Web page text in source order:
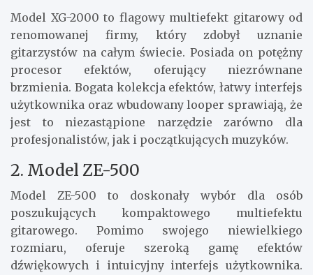
Model XG-2000 to flagowy multiefekt gitarowy od
renomowanej firmy, który zdobył uznanie
gitarzystów na całym świecie. Posiada on potężny
procesor efektów, oferujący niezrównane
brzmienia. Bogata kolekcja efektów, łatwy interfejs
użytkownika oraz wbudowany looper sprawiają, że
jest to niezastąpione narzędzie zarówno dla
profesjonalistów, jak i początkujących muzyków.
2. Model ZE-500
Model ZE-500 to doskonały wybór dla osób
poszukujących kompaktowego multiefektu
gitarowego. Pomimo swojego niewielkiego
rozmiaru, oferuje szeroką gamę efektów
dźwiękowych i intuicyjny interfejs użytkownika.